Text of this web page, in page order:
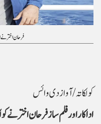
فرحان اختر نے
کولکاتہ /آواز دی وائس